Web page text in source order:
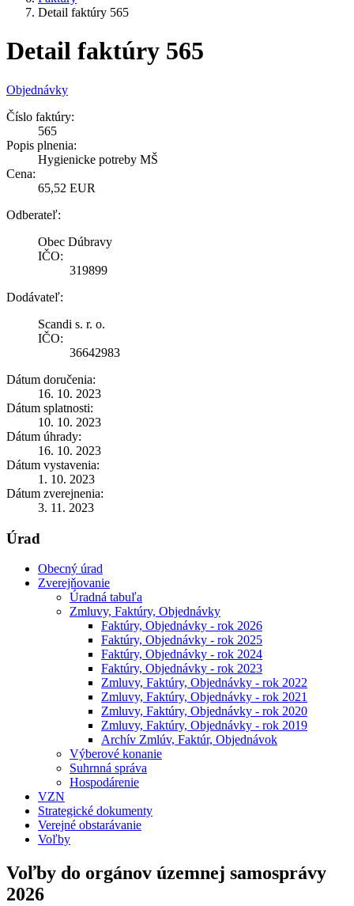
Detail faktúry 565
Detail faktúry 565
Objednávky
Číslo faktúry:
565
Popis plnenia:
Hygienicke potreby MŠ
Cena:
65,52 EUR
Odberateľ:
Obec Dúbravy
IČO:
319899
Dodávateľ:
Scandi s. r. o.
IČO:
36642983
Dátum doručenia:
16. 10. 2023
Dátum splatnosti:
10. 10. 2023
Dátum úhrady:
16. 10. 2023
Dátum vystavenia:
1. 10. 2023
Dátum zverejnenia:
3. 11. 2023
Úrad
Obecný úrad
Zverejňovanie
Úradná tabuľa
Zmluvy, Faktúry, Objednávky
Faktúry, Objednávky - rok 2026
Faktúry, Objednávky - rok 2025
Faktúry, Objednávky - rok 2024
Faktúry, Objednávky - rok 2023
Zmluvy, Faktúry, Objednávky - rok 2022
Zmluvy, Faktúry, Objednávky - rok 2021
Zmluvy, Faktúry, Objednávky - rok 2020
Zmluvy, Faktúry, Objednávky - rok 2019
Archív Zmlúv, Faktúr, Objednávok
Výberové konanie
Suhrnná správa
Hospodárenie
VZN
Strategické dokumenty
Verejné obstarávanie
Voľby
Voľby do orgánov územnej samosprávy
2026